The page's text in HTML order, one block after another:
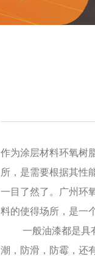
作为涂层材料环氧树
所，是需要根据其性
一目了然了。广州环
料的使得场所，是一
一般油漆都是具有
潮，防滑，防霉，还